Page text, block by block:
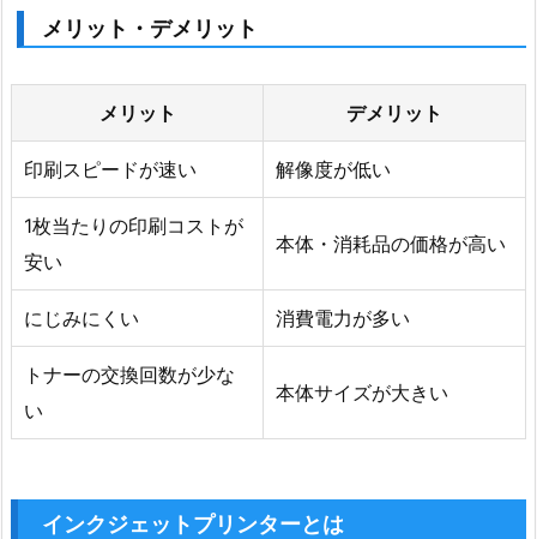
メリット・デメリット
メリット デメリット
印刷スピードが速い 解像度が低い
1枚当たりの印刷コストが
安い
本体・消耗品の価格が高い
にじみにくい 消費電力が多い
トナーの交換回数が少な
い
本体サイズが大きい
インクジェットプリンターとは